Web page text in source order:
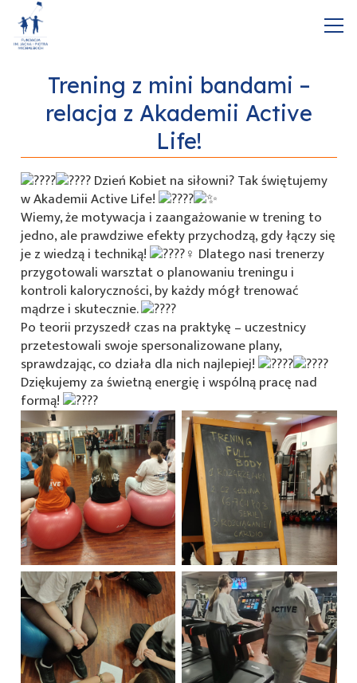
Trening z mini bandami –
relacja z Akademii Active
Life!
Dzień Kobiet na siłowni? Tak świętujemy
w Akademii Active Life!
Wiemy, że motywacja i zaangażowanie w trening to
jedno, ale prawdziwe efekty przychodzą, gdy łączy się
je z wiedzą i techniką!
Dlatego nasi trenerzy
przygotowali warsztat o planowaniu treningu i
kontroli kaloryczności, by każdy mógł trenować
mądrze i skutecznie.
Po teorii przyszedł czas na praktykę – uczestnicy
przetestowali swoje spersonalizowane plany,
sprawdzając, co działa dla nich najlepiej!
Dziękujemy za świetną energię i wspólną pracę nad
formą!